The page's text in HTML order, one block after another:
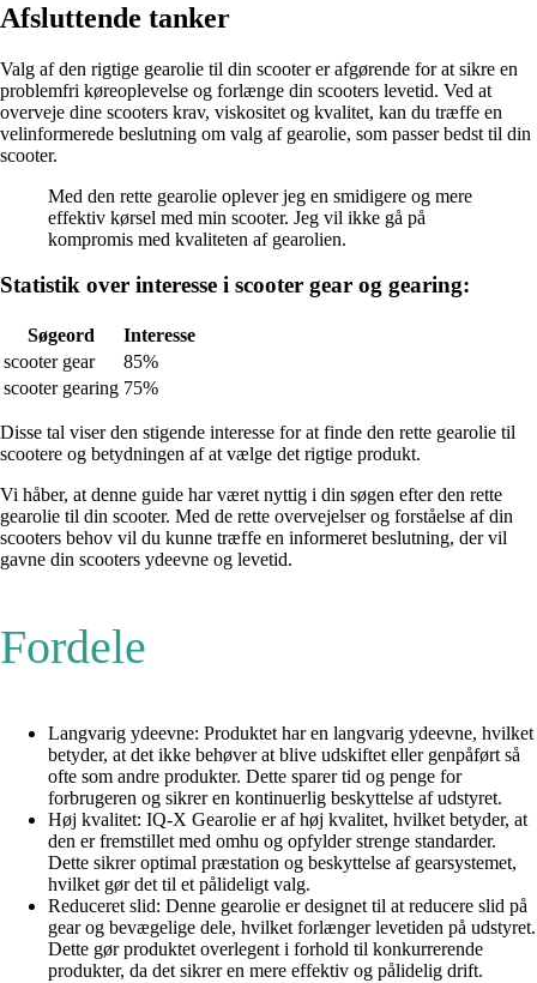
Afsluttende tanker
Valg af den rigtige gearolie til din scooter er afgørende for at sikre en
problemfri køreoplevelse og forlænge din scooters levetid. Ved at
overveje dine scooters krav, viskositet og kvalitet, kan du træffe en
velinformerede beslutning om valg af gearolie, som passer bedst til din
scooter.
Med den rette gearolie oplever jeg en smidigere og mere
effektiv kørsel med min scooter. Jeg vil ikke gå på
kompromis med kvaliteten af gearolien.
Statistik over interesse i scooter gear og gearing:
Søgeord
Interesse
scooter gear
85%
scooter gearing 75%
Disse tal viser den stigende interesse for at finde den rette gearolie til
scootere og betydningen af at vælge det rigtige produkt.
Vi håber, at denne guide har været nyttig i din søgen efter den rette
gearolie til din scooter. Med de rette overvejelser og forståelse af din
scooters behov vil du kunne træffe en informeret beslutning, der vil
gavne din scooters ydeevne og levetid.
Fordele
Langvarig ydeevne: Produktet har en langvarig ydeevne, hvilket
betyder, at det ikke behøver at blive udskiftet eller genpåført så
ofte som andre produkter. Dette sparer tid og penge for
forbrugeren og sikrer en kontinuerlig beskyttelse af udstyret.
Høj kvalitet: IQ-X Gearolie er af høj kvalitet, hvilket betyder, at
den er fremstillet med omhu og opfylder strenge standarder.
Dette sikrer optimal præstation og beskyttelse af gearsystemet,
hvilket gør det til et pålideligt valg.
Reduceret slid: Denne gearolie er designet til at reducere slid på
gear og bevægelige dele, hvilket forlænger levetiden på udstyret.
Dette gør produktet overlegent i forhold til konkurrerende
produkter, da det sikrer en mere effektiv og pålidelig drift.